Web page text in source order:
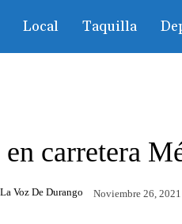
Local Taquilla
carretera
Voz De Durango Noviembre 26, 2021